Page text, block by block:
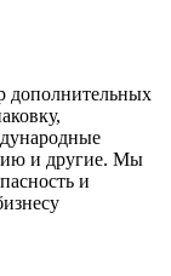
дополнительных
и другие. Мы
и